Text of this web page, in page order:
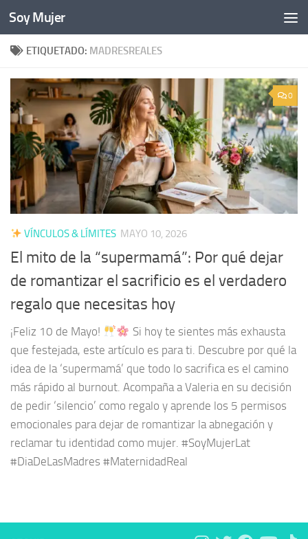
Bajo el contenido
Soy Mujer
ETIQUETADO: MADRESREALES
0
VÍNCULOS & LÍMITES MAYO 10, 2026
El mito de la “supermamá”: Por qué dejar
de romantizar el sacrificio es el verdadero
regalo que necesitas hoy
¡Feliz 10 de Mayo!
Si hoy te sientes más exhausta
que festejada, este artículo es para ti. Descubre por qué la
idea de la ‘supermamá’ que todo lo sacrifica es el camino
más rápido al burnout. Acompaña a Valeria en su decisión
de pedir ‘silencio’ como regalo y aprende los 5 permisos
emocionales para dejar de romantizar la abnegación y
reclamar tu identidad como mujer. #SoyMujerLat
#DiaDeLasMadres #MaternidadReal